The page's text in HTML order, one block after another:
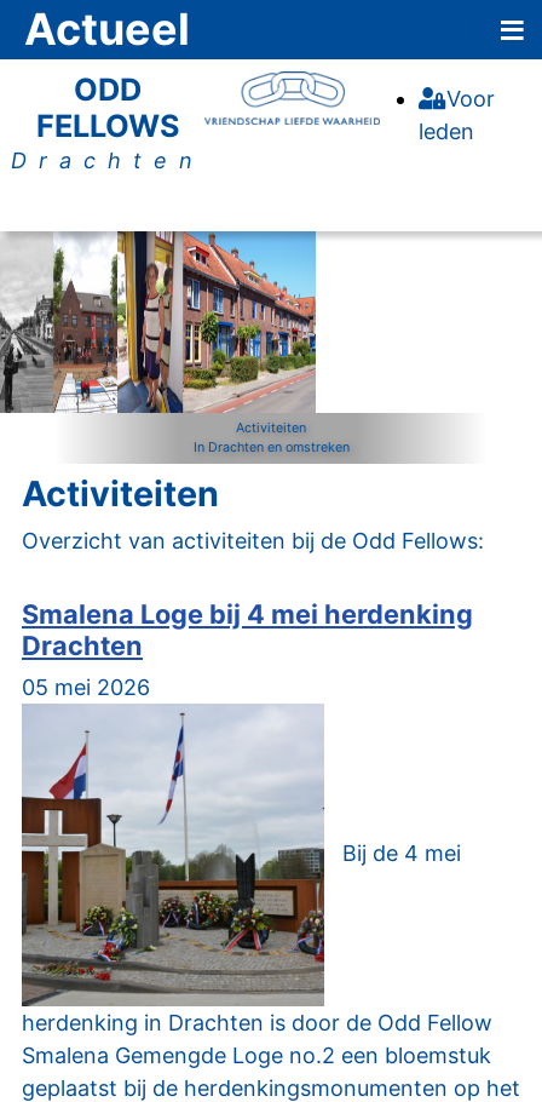
ODD
FELLOWS
Drachten
Voor
leden
Activiteiten
In Drachten en omstreken
Activiteiten
Overzicht van activiteiten bij de Odd Fellows:
Smalena Loge bij 4 mei herdenking
Drachten
05 mei 2026
Bij de 4 mei
herdenking in Drachten is door de Odd Fellow
Smalena Gemengde Loge no.2 een bloemstuk
geplaatst bij de herdenkingsmonumenten op het
Actueel ≡